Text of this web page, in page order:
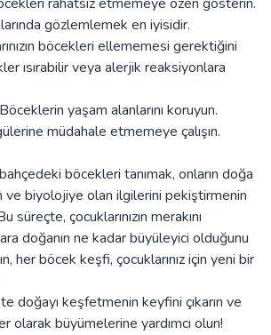
gözlemlemek en iyisidir.
böcekleri ellememesi gerektiğini
ısırabilir veya alerjik reaksiyonlara
Böceklerin yaşam alanlarını koruyun.
müdahale etmemeye çalışın.
böcekleri tanımak, onların doğa
ve biyolojiye olan ilgilerini pekiştirmenin
süreçte, çocuklarınızın merakını
doğanın ne kadar büyüleyici olduğunu
her böcek keşfi, çocuklarınız için yeni bir
doğayı keşfetmenin keyfini çıkarın ve
olarak büyümelerine yardımcı olun!